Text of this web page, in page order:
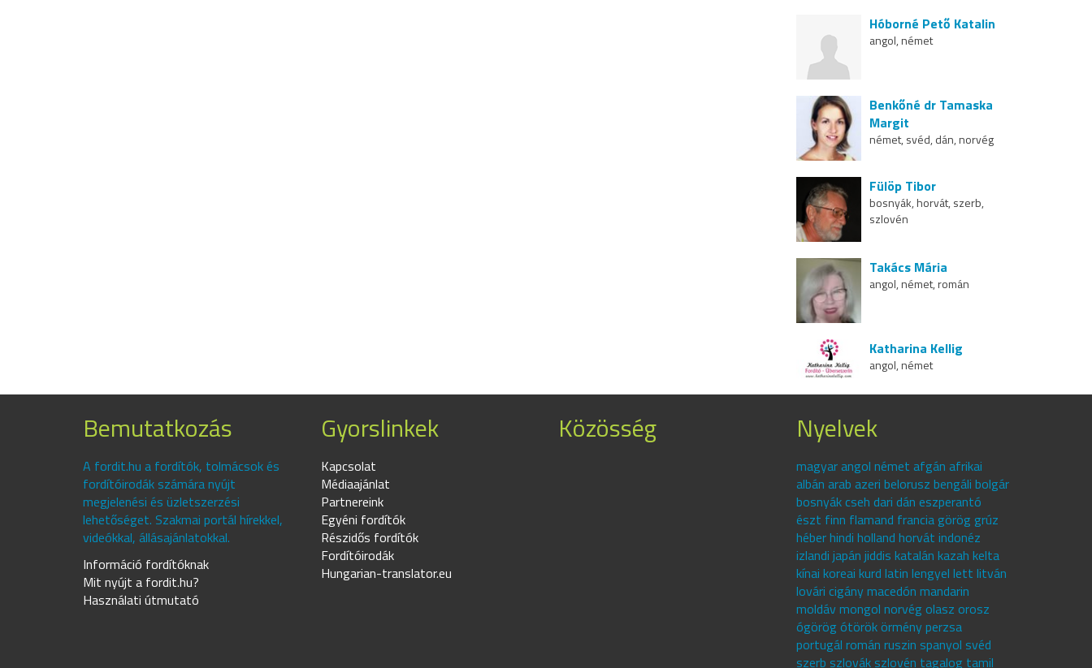
Hóborné Pető Katalin
angol, német
Benkőné dr Tamaska
Margit
német, svéd, dán, norvég
Fülöp Tibor
bosnyák, horvát, szerb,
szlovén
Takács Mária
angol, német, román
Katharina Kellig
angol, német
Bemutatkozás
A fordit.hu a fordítók, tolmácsok és
fordítóirodák számára nyújt
megjelenési és üzletszerzési
lehetőséget. Szakmai portál hírekkel,
videókkal, állásajánlatokkal.
Információ fordítóknak
Mit nyújt a fordit.hu?
Használati útmutató
Gyorslinkek
Kapcsolat
Médiaajánlat
Partnereink
Egyéni fordítók
Részidős fordítók
Fordítóirodák
Hungarian-translator.eu
Közösség Nyelvek
magyar angol német afgán afrikai
albán arab azeri belorusz bengáli bolgár
bosnyák cseh dari dán eszperantó
észt finn flamand francia görög grúz
héber hindi holland horvát indonéz
izlandi japán jiddis katalán kazah kelta
kínai koreai kurd latin lengyel lett litván
lovári cigány macedón mandarin
moldáv mongol norvég olasz orosz
ógörög ótörök örmény perzsa
portugál román ruszin spanyol svéd
szerb szlovák szlovén tagalog tamil